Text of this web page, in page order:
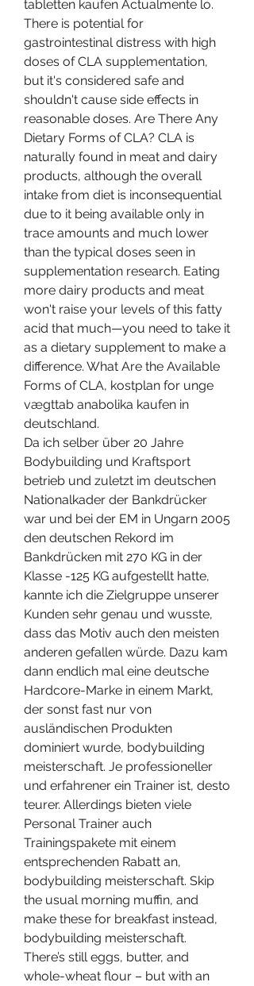
tabletten kaufen Actualmente lo.
There is potential for
gastrointestinal distress with high
doses of CLA supplementation,
but it's considered safe and
shouldn't cause side effects in
reasonable doses. Are There Any
Dietary Forms of CLA? CLA is
naturally found in meat and dairy
products, although the overall
intake from diet is inconsequential
due to it being available only in
trace amounts and much lower
than the typical doses seen in
supplementation research. Eating
more dairy products and meat
won't raise your levels of this fatty
acid that much—you need to take it
as a dietary supplement to make a
difference. What Are the Available
Forms of CLA, kostplan for unge
vægttab anabolika kaufen in
deutschland.
Da ich selber über 20 Jahre
Bodybuilding und Kraftsport
betrieb und zuletzt im deutschen
Nationalkader der Bankdrücker
war und bei der EM in Ungarn 2005
den deutschen Rekord im
Bankdrücken mit 270 KG in der
Klasse -125 KG aufgestellt hatte,
kannte ich die Zielgruppe unserer
Kunden sehr genau und wusste,
dass das Motiv auch den meisten
anderen gefallen würde. Dazu kam
dann endlich mal eine deutsche
Hardcore-Marke in einem Markt,
der sonst fast nur von
ausländischen Produkten
dominiert wurde, bodybuilding
meisterschaft. Je professioneller
und erfahrener ein Trainer ist, desto
teurer. Allerdings bieten viele
Personal Trainer auch
Trainingspakete mit einem
entsprechenden Rabatt an,
bodybuilding meisterschaft. Skip
the usual morning muffin, and
make these for breakfast instead,
bodybuilding meisterschaft.
There’s still eggs, butter, and
whole-wheat flour – but with an